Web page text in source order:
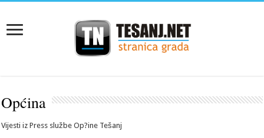
Općina
Vijesti iz Press službe Op?ine Tešanj